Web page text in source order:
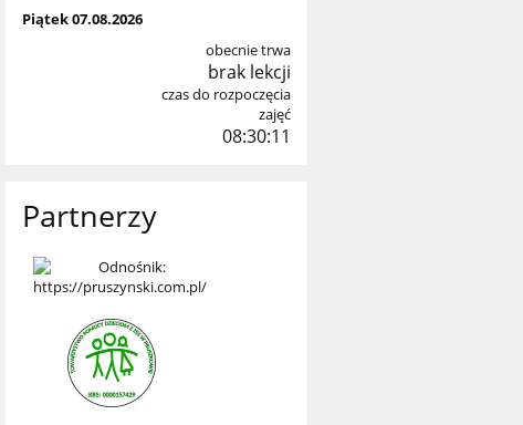
Piątek 07.08.2026
obecnie trwa
brak lekcji
czas do rozpoczęcia
zajęć
08:30:10
Partnerzy